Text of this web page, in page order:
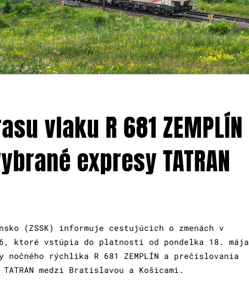
vlaku R 681 ZEMPLÍN
expresy TATRAN
(ZSSK) informuje cestujúcich o zmenách v
ktoré vstúpia do platnosti od pondelka 18. mája
rýchlika R 681 ZEMPLÍN a prečíslovania
medzi Bratislavou a Košicami.